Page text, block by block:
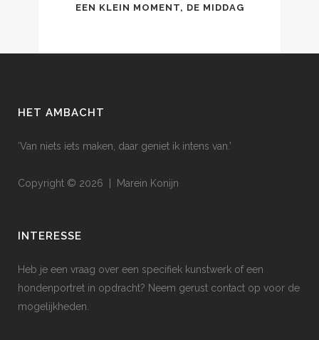
EEN KLEIN MOMENT, DE MIDDAG
HET AMBACHT
‘Van niets iets maken, daar geniet ik intens van.’
Copyright © 2026 | Marein Konijn
INTERESSE
Heb je een vraag over een specifiek kunstwerk of een
hondenportret in opdracht? Neem gerust contact op voor de
mogelijkheden.